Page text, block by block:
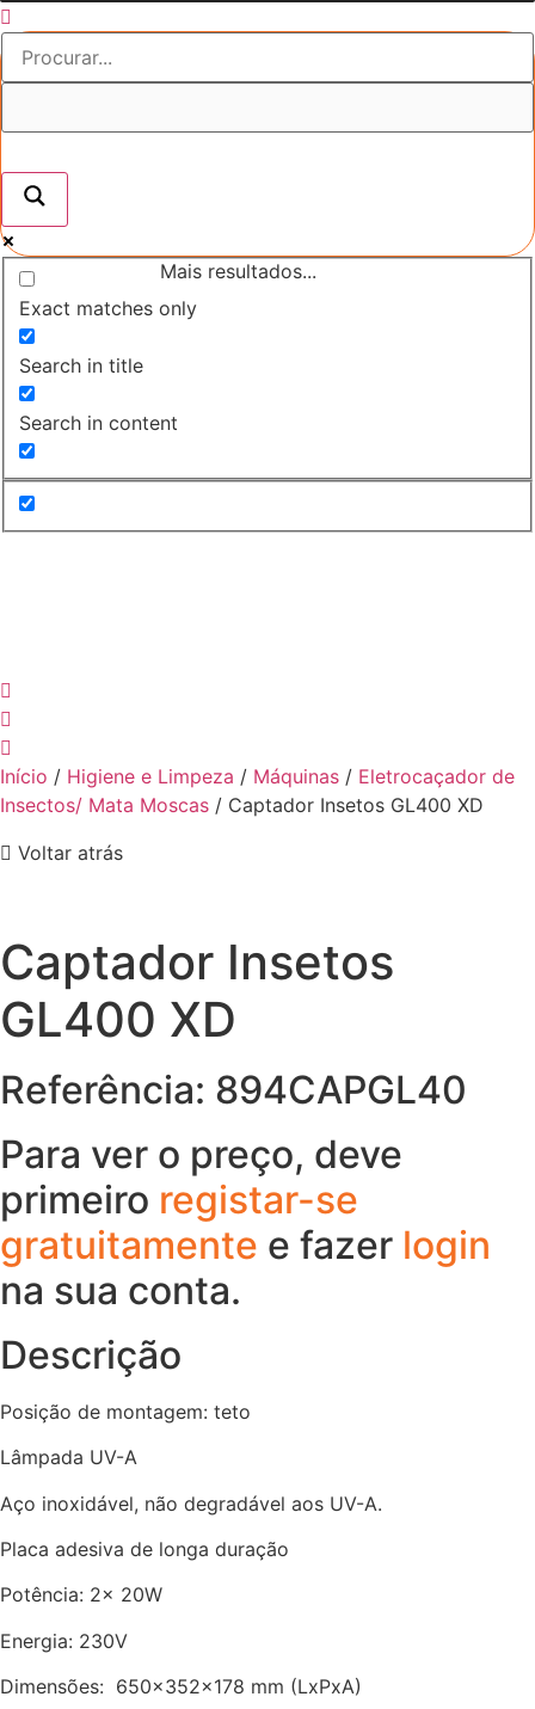
Mais resultados...
Exact matches only
Search in title
Search in content
Início / Higiene e Limpeza / Máquinas / Eletrocaçador de
Insectos/ Mata Moscas / Captador Insetos GL400 XD
Voltar atrás
Captador Insetos
GL400 XD
Referência: 894CAPGL40
Para ver o preço, deve
primeiro registar-se
gratuitamente e fazer login
na sua conta.
Descrição
Posição de montagem: teto
Lâmpada UV-A
Aço inoxidável, não degradável aos UV-A.
Placa adesiva de longa duração
Potência: 2x 20W
Energia: 230V
Dimensões: 650x352x178 mm (LxPxA)